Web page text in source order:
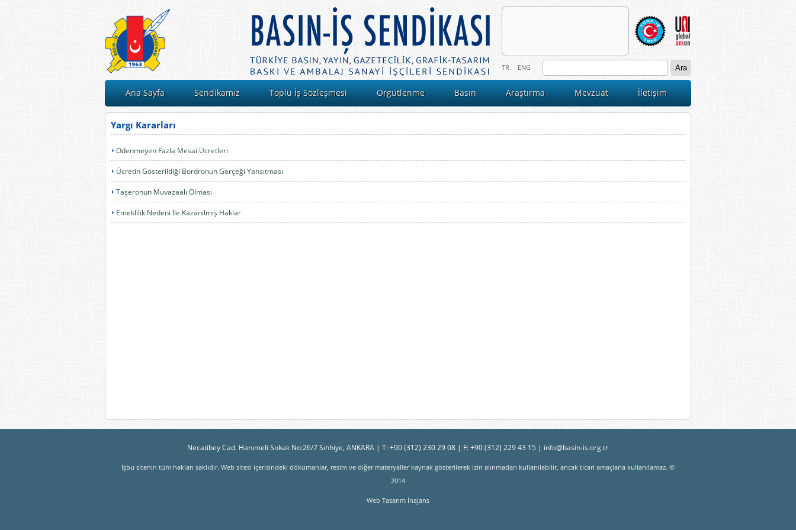
TR ENG
Ana Sayfa Sendikamız Toplu İş Sözleşmesi Örgütlenme Basın Araştırma Mevzuat İletişim
Yargı Kararları
Ödenmeyen Fazla Mesai Ücretleri
Ücretin Gösterildiği Bordronun Gerçeği Yansıtması
Taşeronun Muvazaalı Olması
Emeklilik Nedeni İle Kazanılmış Haklar
Necatibey Cad. Hanımeli Sokak No:26/7 Sıhhiye, ANKARA | T: +90 (312) 230 29 08 | F: +90 (312) 229 43 15 | info@basin-is.org.tr
İşbu sitenin tüm hakları saklıdır. Web sitesi içerisindeki dökümanlar, resim ve diğer materyaller kaynak gösterilerek izin alınmadan kullanılabilir, ancak ticari amaçlarla kullanılamaz. ©
2014
Web Tasarım İnajans